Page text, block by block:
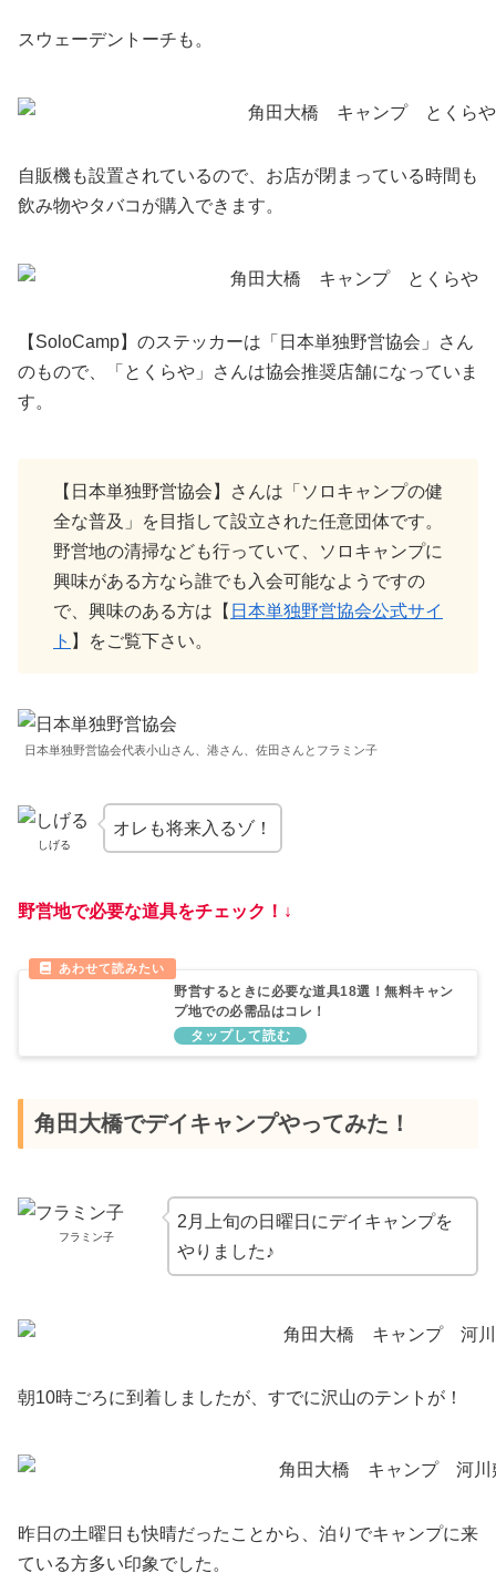
スウェーデントーチも。
自販機も設置されているので、お店が閉まっている時間も
飲み物やタバコが購入できます。
【SoloCamp】のステッカーは「日本単独野営協会」さん
のもので、「とくらや」さんは協会推奨店舗になっていま
す。
【日本単独野営協会】さんは「ソロキャンプの健
全な普及」を目指して設立された任意団体です。
野営地の清掃なども行っていて、ソロキャンプに
興味がある方なら誰でも入会可能なようですの
で、興味のある方は【 日本単独野営協会公式サイ
ト 】をご覧下さい。
日本単独野営協会代表小山さん、港さん、佐田さんとフラミン子
しげる
オレも将来入るゾ！
野営地で必要な道具をチェック！↓
野営するときに必要な道具18選！無料キャン
プ地での必需品はコレ！
角田大橋でデイキャンプやってみた！
フラミン子
2月上旬の日曜日にデイキャンプを
やりました♪
朝10時ごろに到着しましたが、すでに沢山のテントが！
昨日の土曜日も快晴だったことから、泊りでキャンプに来
ている方多い印象でした。